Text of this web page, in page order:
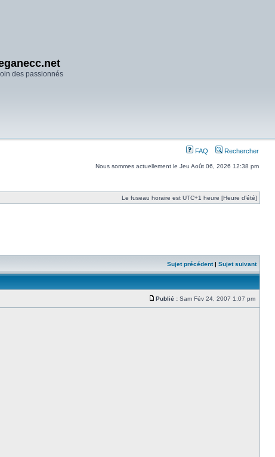
des passionnés
FAQ Rechercher
Nous sommes actuellement le Jeu Août 06, 2026 12:38 pm
Le fuseau horaire est UTC+1 heure [Heure d’été]
Sujet précédent| Sujet suivant
Publié : Sam Fév 24, 2007 1:07 pm